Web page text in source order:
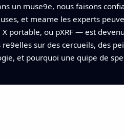
un muse9e, nous faisons
et meame les experts
portable, ou pXRF — est
sur des cercueils, des
et pourquoi une quipe de